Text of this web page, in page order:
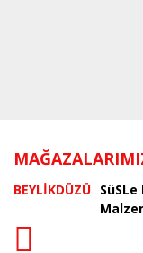
BEYLİKDÜZÜ